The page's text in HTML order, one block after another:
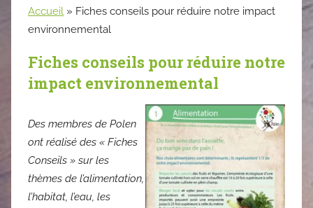
Accueil » Fiches conseils pour réduire notre impact
environnemental
Fiches conseils pour réduire notre
impact environnemental
Des membres de Polen
ont réalisé des « Fiches
Conseils » sur les
thèmes de l’alimentation,
l’habitat, l’eau, les